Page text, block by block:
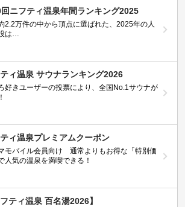
ニフティ温泉年間ランキング2025
2.2万件の中から頂点に選ばれた、2025年の人
は…
ィ温泉 サウナランキング2026
好きユーザーの投票により、全国No.1サウナが
ィ温泉プレミアムクーポン
モバイル会員向け 通常よりもお得な「特別価
人気の温泉を満喫できる！
フティ温泉 百名湯2026】